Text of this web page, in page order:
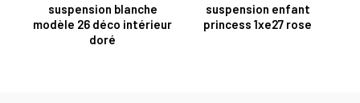
suspension blanche
modèle 26 déco intérieur
doré
suspension enfant
princess 1xe27 rose